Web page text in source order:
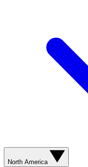
North America